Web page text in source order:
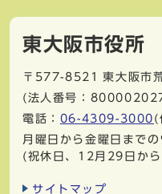
東大阪市役所
〒577-8521
東大阪市
(法人番号：
電話： 06-4309-3000 (
月曜日から金曜日まで
(祝休日、12月29日か
サイトマップ